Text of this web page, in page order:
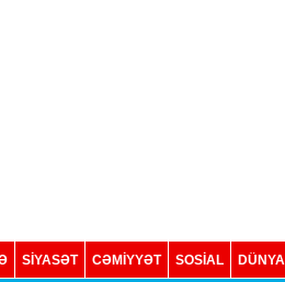
SİYASƏT CƏMİYYƏT SOSIAL DÜNYA